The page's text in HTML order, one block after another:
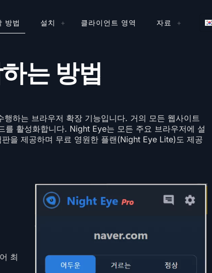
방법 설치 클라이언트 영역 자료
는 방법
하는 브라우저 확장 기능입니다. 거의 모든 웹사이트
를 활성화합니다. Night Eye는 모든 주요 브라우저에 설
을 제공하며 무료 영원한 플랜(Night Eye Lite)도 제공
최